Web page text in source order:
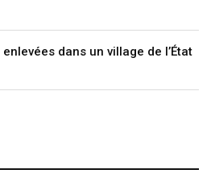
dans un village de l’État